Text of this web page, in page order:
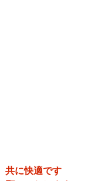
共に快適です